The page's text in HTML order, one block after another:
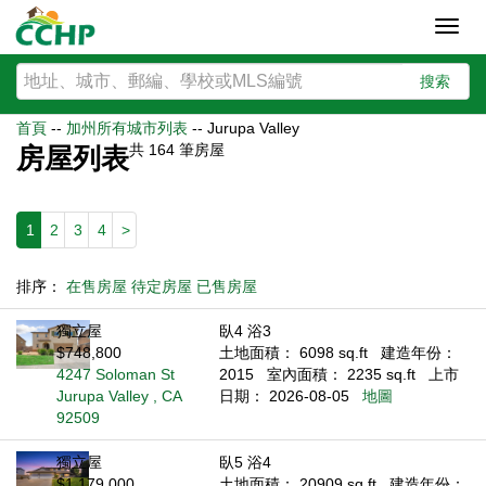
搜索
首頁 -- 加州所有城市列表 -- Jurupa Valley
房屋列表共 164 筆房屋
1 2 3 4 >
排序： 在售房屋 待定房屋 已售房屋
獨立屋
$748,800
4247 Soloman St
Jurupa Valley , CA
92509
臥4 浴3
土地面積： 6098 sq.ft
建造年份：
2015
室內面積： 2235 sq.ft
上市
日期： 2026-08-05
地圖
獨立屋
臥5 浴4